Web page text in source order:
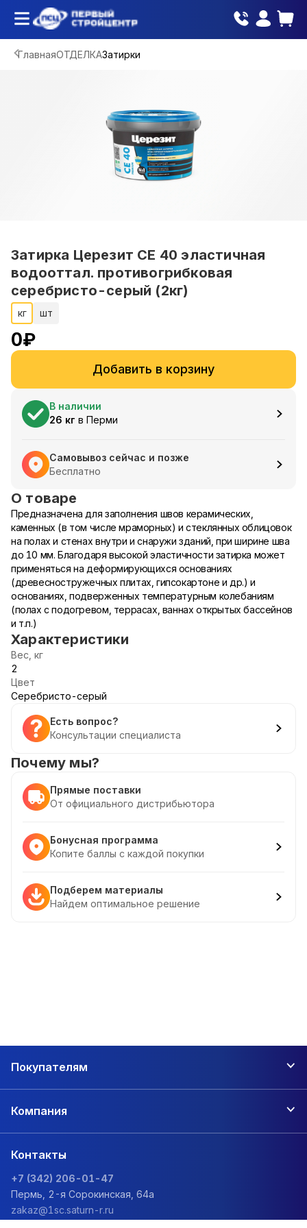
ГлавнаяОТДЕЛКАЗатирки
Затирка Церезит CE 40 эластичная
водооттал. противогрибковая
серебристо-серый (2кг)
кг шт
0₽
Добавить в корзину
В наличии
26 кг в Перми
Самовывоз сейчас и позже
Бесплатно
О товаре
Предназначена для заполнения швов керамических,
каменных (в том числе мраморных) и стеклянных облицовок
на полах и стенах внутри и снаружи зданий, при ширине шва
до 10 мм. Благодаря высокой эластичности затирка может
применяться на деформирующихся основаниях
(древесностружечных плитах, гипсокартоне и др.) и
основаниях, подверженных температурным колебаниям
(полах с подогревом, террасах, ваннах открытых бассейнов
и т.п.)
Характеристики
Вес, кг
2
Цвет
Серебристо-серый
Есть вопрос?
Консультации специалиста
Почему мы?
Прямые поставки
От официального дистрибьютора
Бонусная программа
Копите баллы с каждой покупки
Подберем материалы
Найдем оптимальное решение
Покупателям
Компания
Контакты
+7 (342) 206-01-47
Пермь, 2-я Сорокинская, 64а
zakaz@1sc.saturn-r.ru